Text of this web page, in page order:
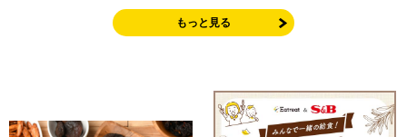
もっと見る